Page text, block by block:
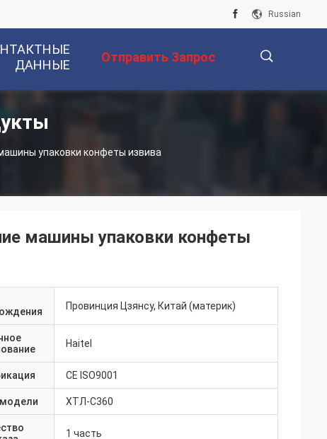
Russian
ДАННЫЕ
Отправить Запрос
упаковки конфеты извива
машины упаковки конфеты
Провинция Цзянсу, Китай (материк)
Haitel
CE ISO9001
ХТЛ-С360
1 часть